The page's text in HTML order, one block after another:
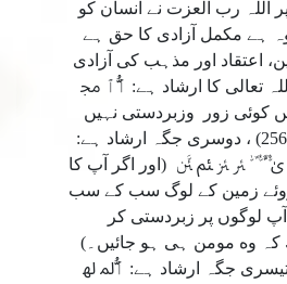
اللہ رب العزت نے انسان کو
وہ ہے مکمل آزادی کا حق ہے
اعتقاد اور مذہب کی آزادی
تعالی کا ارشاد ہے: ﭐﱡﭐ ﳎ
زور وزبردستی نہیں
ہے) (سورۀ البقرة: 256) ، دوسری جگہ ارشاد ہے:
ﱡ ﱢ ﱣ ﱤ ﱥ ﱦ ﱧﱠ (اور اگر آپ كا
روئے زمين كے لوگ سب كے سب
آپ لوگوں پر زبردستى كر
كہ وه مومن ہى ہو جائيں۔)
يونس: 99)، تیسری جگہ ارشاد ہے: ﭐﱡﳌ ﳍ